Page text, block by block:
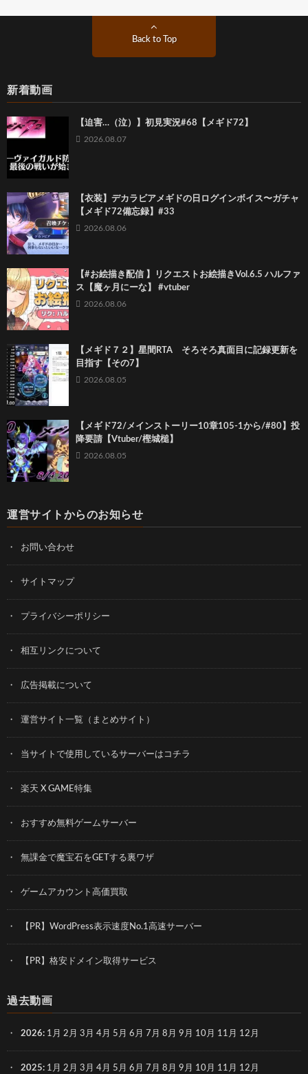
Back to Top
新着動画
【迫害…（泣）】初見実況#68【メギド72】
2026.08.07
【衣装】デカラビアメギドの日ログインボイス〜ガチャ
【メギド72備忘録】#33
2026.08.06
【#お絵描き配信 】リクエストお絵描きVol.6.5 ハルファ
ス【魔ヶ月にーな】 #vtuber
2026.08.06
【メギド７２】星間RTA そろそろ真面目に記録更新を
目指す【その7】
2026.08.05
【メギド72/メインストーリー10章105-1から/#80】投
降要請【Vtuber/樫城槌】
2026.08.05
運営サイトからのお知らせ
お問い合わせ
サイトマップ
プライバシーポリシー
相互リンクについて
広告掲載について
運営サイト一覧（まとめサイト）
当サイトで使用しているサーバーはコチラ
楽天 X GAME特集
おすすめ無料ゲームサーバー
無課金で魔宝石をGETする裏ワザ
ゲームアカウント高価買取
【PR】WordPress表示速度No.1高速サーバー
【PR】格安ドメイン取得サービス
過去動画
2026: 1月 2月 3月 4月 5月 6月 7月 8月 9月 10月 11月 12月
2025: 1月 2月 3月 4月 5月 6月 7月 8月 9月 10月 11月 12月